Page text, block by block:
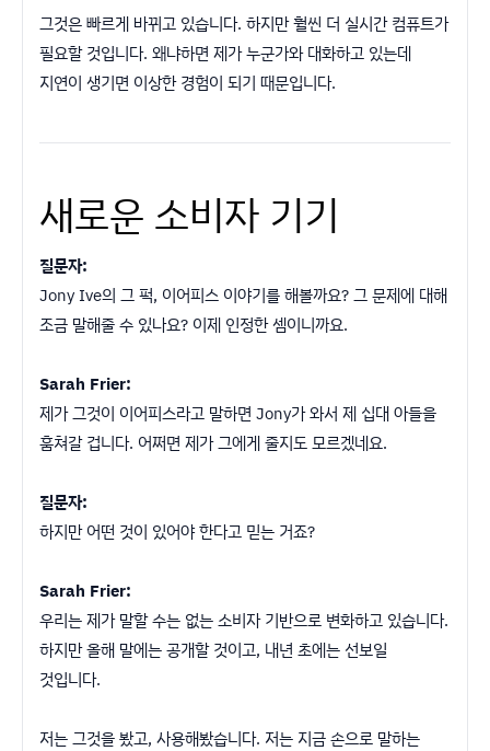
그것은 빠르게 바뀌고 있습니다. 하지만 훨씬 더 실시간 컴퓨트가
필요할 것입니다. 왜냐하면 제가 누군가와 대화하고 있는데
지연이 생기면 이상한 경험이 되기 때문입니다.
새로운 소비자 기기
질문자:
Jony Ive의 그 퍽, 이어피스 이야기를 해볼까요? 그 문제에 대해
조금 말해줄 수 있나요? 이제 인정한 셈이니까요.
Sarah Frier:
제가 그것이 이어피스라고 말하면 Jony가 와서 제 십대 아들을
훔쳐갈 겁니다. 어쩌면 제가 그에게 줄지도 모르겠네요.
질문자:
하지만 어떤 것이 있어야 한다고 믿는 거죠?
Sarah Frier:
우리는 제가 말할 수는 없는 소비자 기반으로 변화하고 있습니다.
하지만 올해 말에는 공개할 것이고, 내년 초에는 선보일
것입니다.
저는 그것을 봤고, 사용해봤습니다. 저는 지금 손으로 말하는